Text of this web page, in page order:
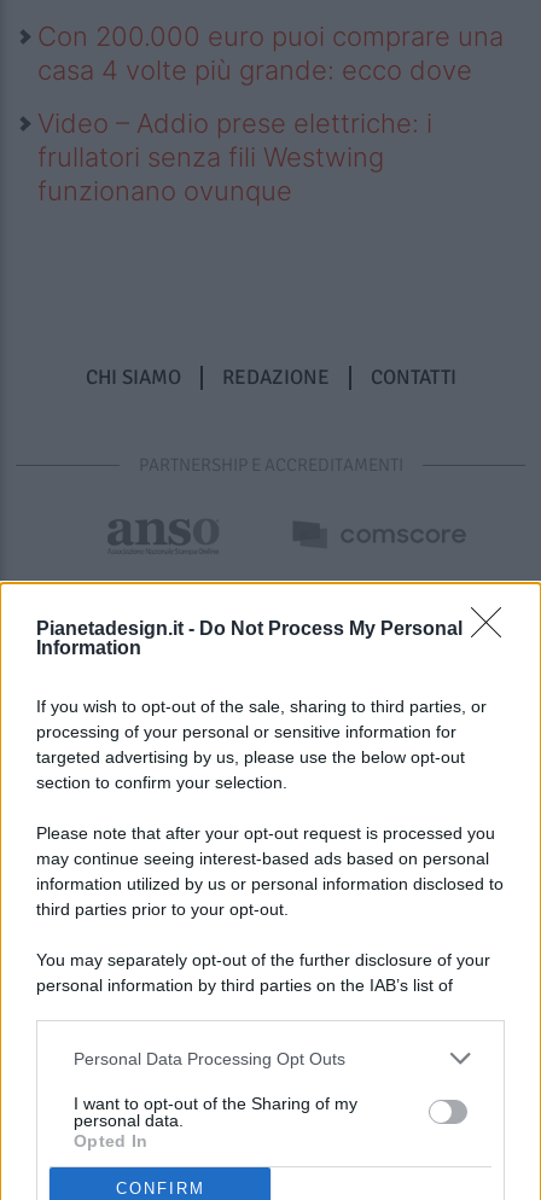
Pianetadesign.it - Do Not Process My Personal
Information
If you wish to opt-out of the sale, sharing to third parties, or
processing of your personal or sensitive information for
targeted advertising by us, please use the below opt-out
section to confirm your selection.
Please note that after your opt-out request is processed you
may continue seeing interest-based ads based on personal
information utilized by us or personal information disclosed to
third parties prior to your opt-out.
You may separately opt-out of the further disclosure of your
personal information by third parties on the IAB’s list of
This information may also be disclosed by us to third parties
disclose it to other third parties.
Personal Data Processing Opt Outs
I want to opt-out of the Sharing of my
personal data.
Opted In
CONFIRM
Con 200.000 euro puoi comprare una
casa 4 volte più grande: ecco dove
Video – Addio prese elettriche: i
frullatori senza fili Westwing
funzionano ovunque
CHI SIAMO REDAZIONE CONTATTI
PARTNERSHIP E ACCREDITAMENTI
© 2026 - Pianeta Design - P.IVA 04827280654 - Testata
Registrata Al Tribunale Di Nocera Inferiore N. 8/2020 - RG N.
ISCRIZIONE AL ROC N. 35792 – ISCRITTA ALL’ANSO
(ASSOCIAZIONE NAZIONALE STAMPA ONLINE)
PREFERENZE PRIVACY